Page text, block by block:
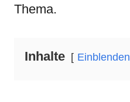
Thema.
Inhalte Einblenden